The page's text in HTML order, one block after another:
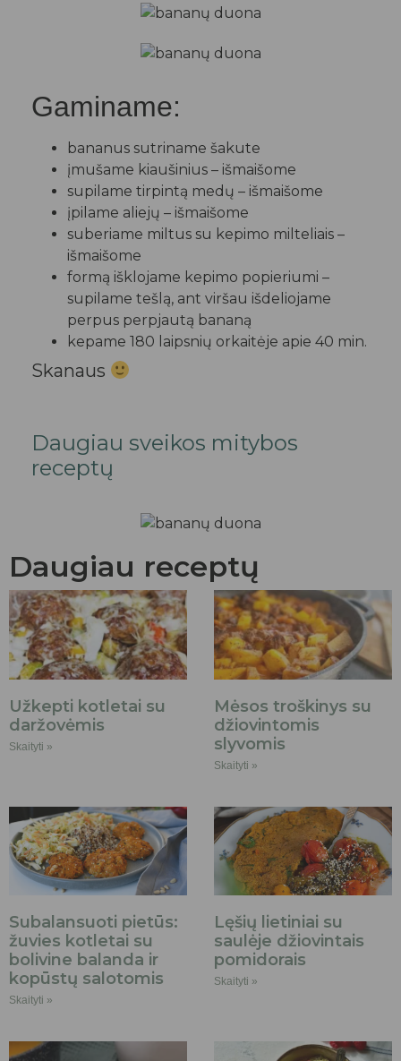
Gaminame:
bananus sutriname šakute
įmušame kiaušinius – išmaišome
supilame tirpintą medų – išmaišome
įpilame aliejų – išmaišome
suberiame miltus su kepimo milteliais –
išmaišome
formą išklojame kepimo popieriumi –
supilame tešlą, ant viršau išdeliojame
perpus perpjautą bananą
kepame 180 laipsnių orkaitėje apie 40 min.
Skanaus
Daugiau sveikos mitybos
receptų
Daugiau receptų
Užkepti kotletai su
daržovėmis
Skaityti »
Mėsos troškinys su
džiovintomis
slyvomis
Skaityti »
Subalansuoti pietūs:
žuvies kotletai su
bolivine balanda ir
kopūstų salotomis
Skaityti »
Lęšių lietiniai su
saulėje džiovintais
pomidorais
Skaityti »